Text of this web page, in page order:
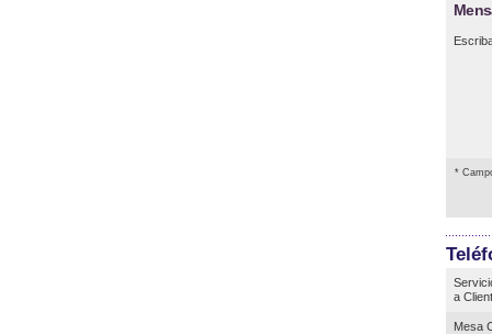
*
a
Mesa